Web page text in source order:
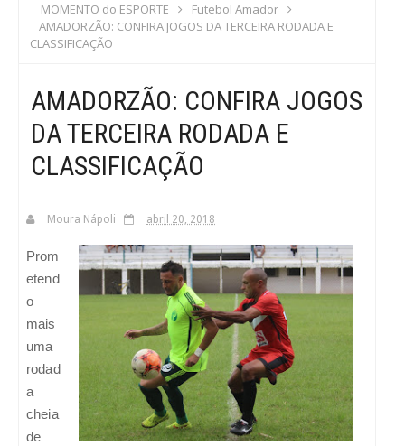
MOMENTO do ESPORTE
Futebol Amador
AMADORZÃO: CONFIRA JOGOS DA TERCEIRA RODADA E
CLASSIFICAÇÃO
AMADORZÃO: CONFIRA JOGOS
DA TERCEIRA RODADA E
CLASSIFICAÇÃO
Moura Nápoli abril 20, 2018
Prom
etend
o
mais
uma
rodad
a
cheia
de